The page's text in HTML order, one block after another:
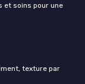
et soins pour une
texture par